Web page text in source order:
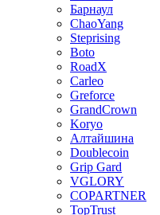
Барнаул
ChaoYang
Steprising
Boto
RoadX
Carleo
Greforce
GrandCrown
Koryo
Алтайшина
Doublecoin
Grip Gard
VGLORY
COPARTNER
TopTrust